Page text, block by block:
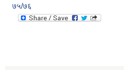
७५/७६